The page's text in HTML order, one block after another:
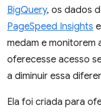
BigQuery, os dados
PageSpeed Insights
medam e monitorem
oferecesse acesso
a diminuir essa
Ela foi criada para